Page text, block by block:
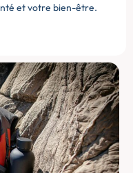
et votre bien-être.